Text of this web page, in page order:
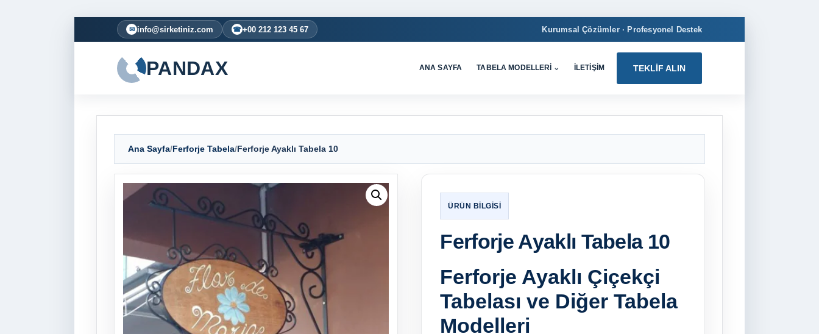
✉ info@sirketiniz.com ☎+00 212 123 45 67 Kurumsal Çözümler · Profesyonel Destek
PANDAX ANA SAYFA TABELA MODELLERI ⌄ İLETIŞIM TEKLIF ALIN
Ana Sayfa/Ferforje Tabela/Ferforje Ayaklı Tabela 10
Ferforje Ayaklı Tabela 10
Ferforje Ayaklı Çiçekçi
Tabelası ve Diğer Tabela
Modelleri